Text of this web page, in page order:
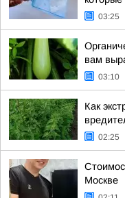
03:25
вам
03:10
Как
02:25
Москве